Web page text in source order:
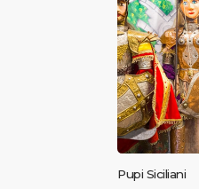
Pupi Siciliani